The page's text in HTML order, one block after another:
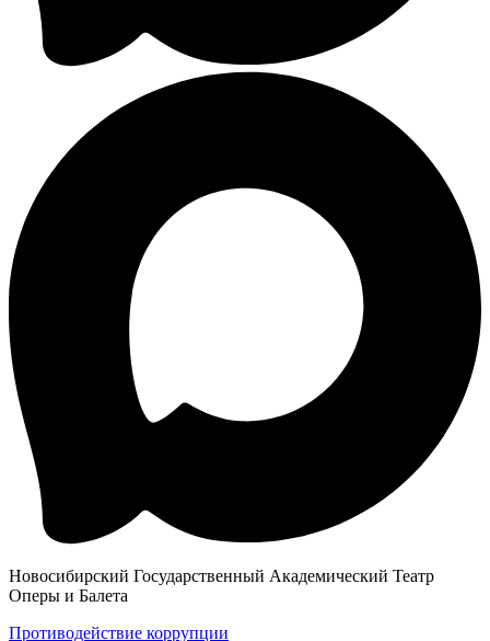
Новосибирский Государственный Академический Театр
Оперы и Балета
Противодействие коррупции